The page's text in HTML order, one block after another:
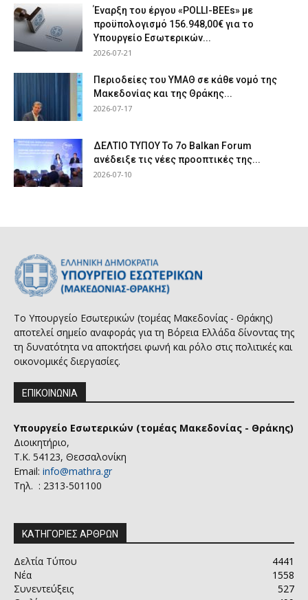
Έναρξη του έργου «POLLI-BEEs» με
προϋπολογισμό 156.948,00€ για το
Υπουργείο Εσωτερικών...
2026-07-21
Περιοδείες του ΥΜΑΘ σε κάθε νομό της
Μακεδονίας και της Θράκης...
2026-07-17
ΔΕΛΤΙΟ ΤΥΠΟΥ Το 7ο Balkan Forum
ανέδειξε τις νέες προοπτικές της...
2026-07-10
Το Υπουργείο Εσωτερικών (τομέας Μακεδονίας - Θράκης)
αποτελεί σημείο αναφοράς για τη Βόρεια Ελλάδα δίνοντας της
τη δυνατότητα να αποκτήσει φωνή και ρόλο στις πολιτικές και
οικονομικές διεργασίες.
ΕΠΙΚΟΙΝΩΝΙΑ
Υπουργείο Εσωτερικών (τομέας Μακεδονίας - Θράκης)
Διοικητήριο,
Τ.Κ. 54123, Θεσσαλονίκη
Email: info@mathra.gr
Τηλ. : 2313-501100
ΚΑΤΗΓΟΡΙΕΣ ΑΡΘΡΩΝ
Δελτία Τύπου
4441
Νέα
1558
Συνεντεύξεις
527